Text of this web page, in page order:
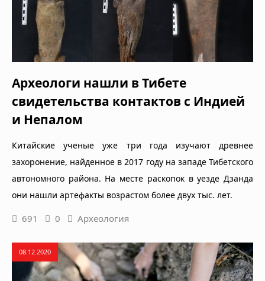
Археологи нашли в Тибете
свидетельства контактов с Индией
и Непалом
Китайские ученые уже три года изучают древнее
захоронение, найденное в 2017 году на западе Тибетского
автономного района. На месте раскопок в уезде Дзанда
они нашли артефакты возрастом более двух тыс. лет.
691 0 Археология
08.12.2020